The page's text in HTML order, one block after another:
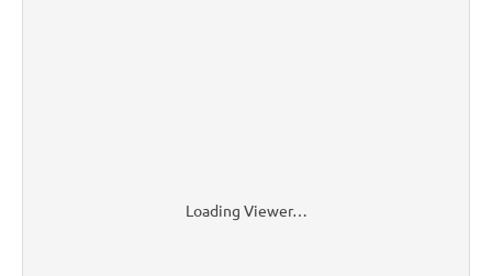
Loading Viewer…